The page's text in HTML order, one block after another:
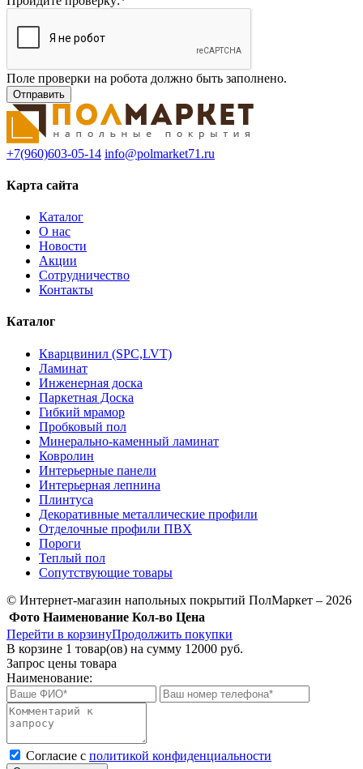
Поле проверки на робота должно быть заполнено.
+7(960)603-05-14 info@polmarket71.ru
Карта сайта
Каталог
О нас
Новости
Акции
Сотрудничество
Контакты
Каталог
Кварцвинил (SPC,LVT)
Ламинат
Инженерная доска
Паркетная Доска
Гибкий мрамор
Пробковый пол
Минерально-каменный ламинат
Ковролин
Интерьерные панели
Интерьерная лепнина
Плинтуса
Декоративные металлические профили
Отделочные профили ПВХ
Пороги
Теплый пол
Сопутствующие товары
© Интернет-магазин напольных покрытий ПолМаркет – 2026
Фото Наименование Кол-во Цена
Перейти в корзинуПродолжить покупки
В корзине 1 товар(ов) на сумму 12000 руб.
Запрос цены товара
Наименование:
Cогласие с политикой конфиденциальности